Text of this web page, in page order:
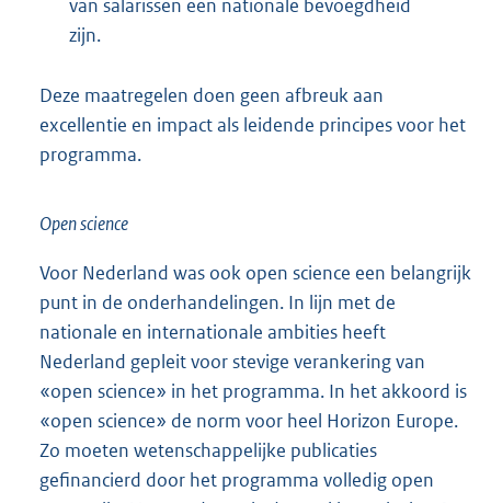
van salarissen een nationale bevoegdheid
zijn.
Deze maatregelen doen geen afbreuk aan
excellentie en impact als leidende principes voor het
programma.
Open science
Voor Nederland was ook open science een belangrijk
punt in de onderhandelingen. In lijn met de
nationale en internationale ambities heeft
Nederland gepleit voor stevige verankering van
«open science» in het programma. In het akkoord is
«open science» de norm voor heel Horizon Europe.
Zo moeten wetenschappelijke publicaties
gefinancierd door het programma volledig open